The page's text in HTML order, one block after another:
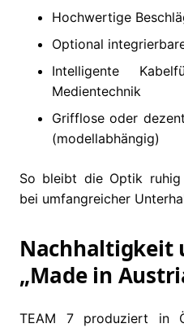
Hochwertige
Optional
Intelligente
Medientechnik
Grifflose oder
(modellabhängig)
So bleibt die Optik
bei umfangreicher
Nachhaltigkeit
„Made in
TEAM 7 produziert in